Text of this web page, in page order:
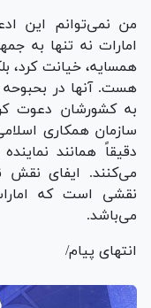
من نمی‌توانم این
امارات نه تنها به
همسایه، خیانت کرد،
هست. آنها در
به کشورشان دعوت
سازمان همکاری
دقیقاً همانند
می‌کنند. ایفای نقش
نقشی است که
می‌باشد.
انتهای پیام/